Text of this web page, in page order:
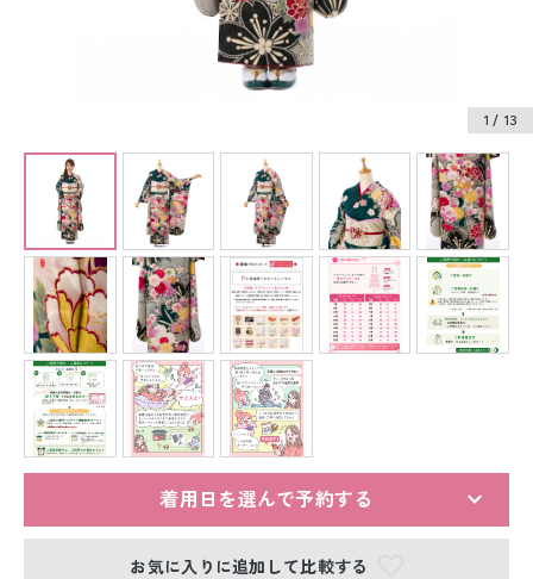
ジュニア着物レンタル
ジュニア洋装レンタル
ベビー洋装レンタル
紋付袴レンタル
留袖レンタル
男性礼装レンタル
1 / 13
着用日を選んで予約する
お気に入りに追加して比較する